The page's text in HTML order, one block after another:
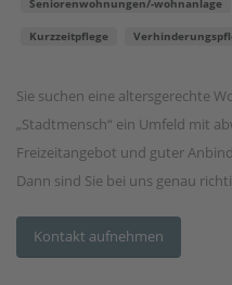
Kurzzeitpflege
Sie suchen eine altersgerechte
„Stadtmensch“ ein Umfeld mit
Freizeitangebot und guter
Dann sind Sie bei uns genau
Kontakt aufnehmen